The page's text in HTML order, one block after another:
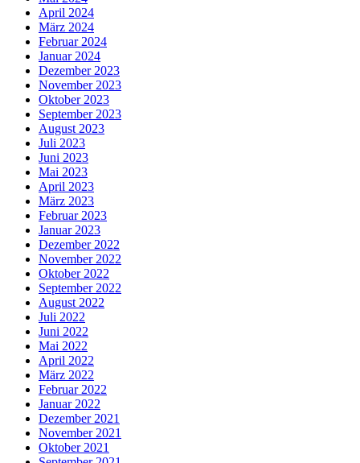
April 2024
März 2024
Februar 2024
Januar 2024
Dezember 2023
November 2023
Oktober 2023
September 2023
August 2023
Juli 2023
Juni 2023
Mai 2023
April 2023
März 2023
Februar 2023
Januar 2023
Dezember 2022
November 2022
Oktober 2022
September 2022
August 2022
Juli 2022
Juni 2022
Mai 2022
April 2022
März 2022
Februar 2022
Januar 2022
Dezember 2021
November 2021
Oktober 2021